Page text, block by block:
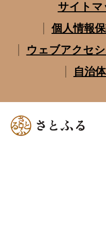
サイトマ
個人情報
ウェブアクセ
自治